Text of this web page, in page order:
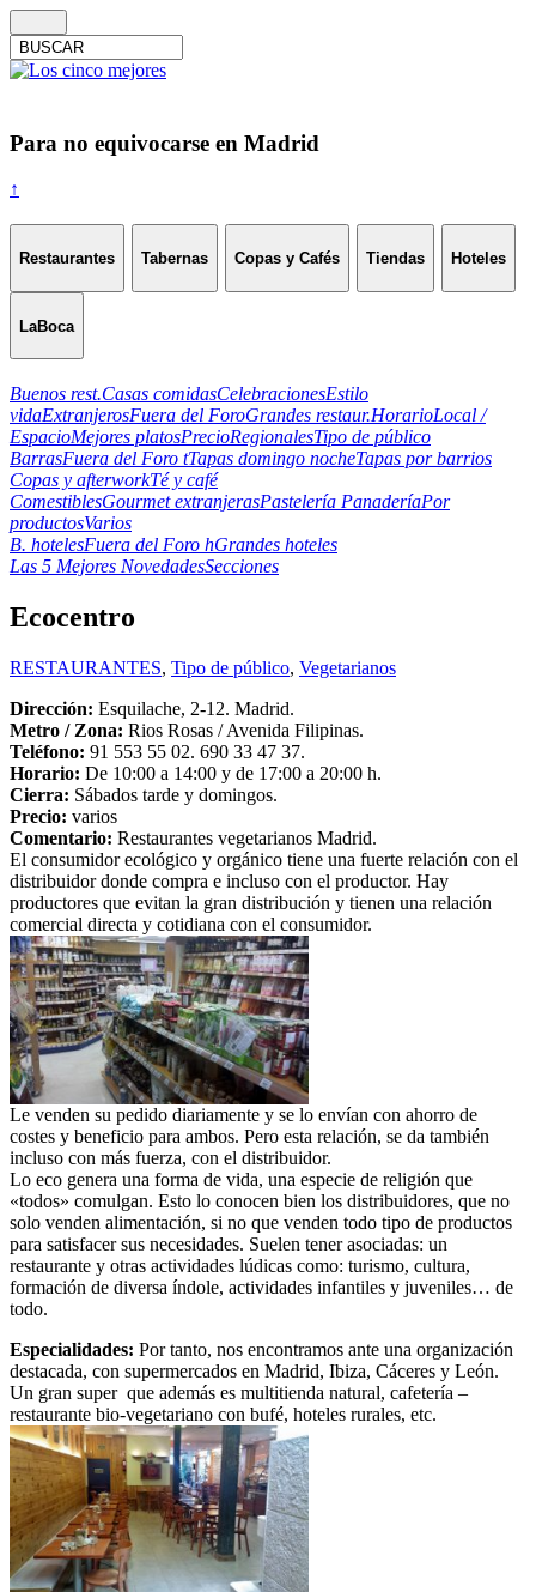
Para no equivocarse en Madrid
↑
Restaurantes Tabernas Copas y Cafés Tiendas Hoteles
LaBoca
Buenos rest.Casas comidasCelebracionesEstilo
vidaExtranjerosFuera del ForoGrandes restaur.HorarioLocal /
EspacioMejores platosPrecioRegionalesTipo de público
BarrasFuera del Foro tTapas domingo nocheTapas por barrios
Copas y afterworkTé y café
ComestiblesGourmet extranjerasPastelería PanaderíaPor
productosVarios
B. hotelesFuera del Foro hGrandes hoteles
Las 5 Mejores NovedadesSecciones
Ecocentro
RESTAURANTES, Tipo de público, Vegetarianos
Dirección: Esquilache, 2-12. Madrid.
Metro / Zona: Rios Rosas / Avenida Filipinas.
Teléfono: 91 553 55 02. 690 33 47 37.
Horario: De 10:00 a 14:00 y de 17:00 a 20:00 h.
Cierra: Sábados tarde y domingos.
Precio: varios
Comentario: Restaurantes vegetarianos Madrid.
El consumidor ecológico y orgánico tiene una fuerte relación con el
distribuidor donde compra e incluso con el productor. Hay
productores que evitan la gran distribución y tienen una relación
comercial directa y cotidiana con el consumidor.
Le venden su pedido diariamente y se lo envían con ahorro de
costes y beneficio para ambos. Pero esta relación, se da también
incluso con más fuerza, con el distribuidor.
Lo eco genera una forma de vida, una especie de religión que
«todos» comulgan. Esto lo conocen bien los distribuidores, que no
solo venden alimentación, si no que venden todo tipo de productos
para satisfacer sus necesidades. Suelen tener asociadas: un
restaurante y otras actividades lúdicas como: turismo, cultura,
formación de diversa índole, actividades infantiles y juveniles… de
todo.
Especialidades: Por tanto, nos encontramos ante una organización
destacada, con supermercados en Madrid, Ibiza, Cáceres y León.
Un gran super que además es multitienda natural, cafetería –
restaurante bio-vegetariano con bufé, hoteles rurales, etc.